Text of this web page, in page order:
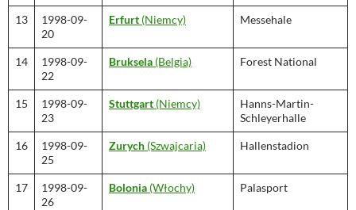
13
1998-09-
20
Erfurt (Niemcy) Messehale
14
1998-09-
22
Bruksela (Belgia) Forest National
15
1998-09-
23
Stuttgart (Niemcy)
Hanns-Martin-
Schleyerhalle
16
1998-09-
25
Zurych (Szwajcaria) Hallenstadion
17
1998-09-
26
Bolonia (Włochy) Palasport